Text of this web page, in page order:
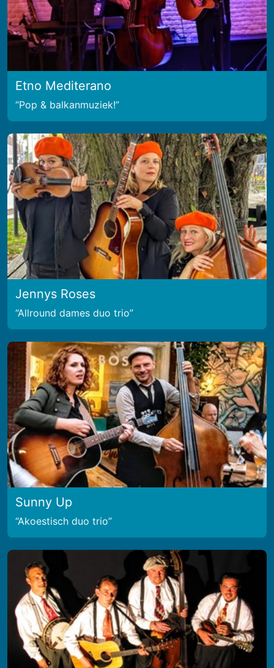
Etno Mediterano
Pop & balkanmuziek!
Jennys Roses
Allround dames duo trio
Sunny Up
Akoestisch duo trio